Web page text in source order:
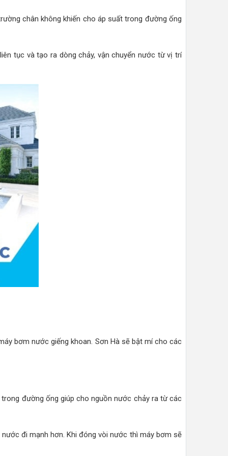
chân không khiến cho áp suất trong đường ống
tục và tạo ra dòng chảy, vận chuyển nước từ vị trí
bơm nước giếng khoan. Sơn Hà sẽ bật mí cho các
đường ống giúp cho nguồn nước chảy ra từ các
đi mạnh hơn. Khi đóng vòi nước thì máy bơm sẽ